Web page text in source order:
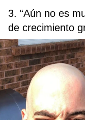
3. “Aún no es
de crecimiento